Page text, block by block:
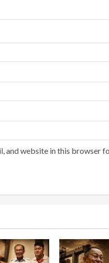
and website in this browser